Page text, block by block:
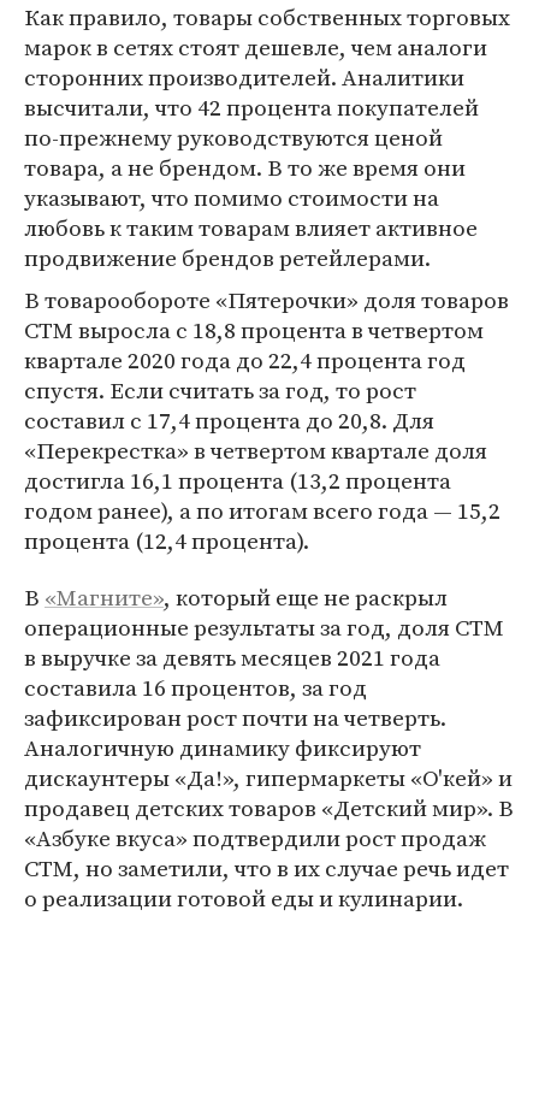
Как правило, товары собственных торговых
марок в сетях стоят дешевле, чем аналоги
сторонних производителей. Аналитики
высчитали, что 42 процента покупателей
по-прежнему руководствуются ценой
товара, а не брендом. В то же время они
указывают, что помимо стоимости на
любовь к таким товарам влияет активное
продвижение брендов ретейлерами.
В товарообороте «Пятерочки» доля товаров
СТМ выросла с 18,8 процента в четвертом
квартале 2020 года до 22,4 процента год
спустя. Если считать за год, то рост
составил с 17,4 процента до 20,8. Для
«Перекрестка» в четвертом квартале доля
достигла 16,1 процента (13,2 процента
годом ранее), а по итогам всего года — 15,2
процента (12,4 процента).
В «Магните», который еще не раскрыл
операционные результаты за год, доля СТМ
в выручке за девять месяцев 2021 года
составила 16 процентов, за год
зафиксирован рост почти на четверть.
Аналогичную динамику фиксируют
дискаунтеры «Да!», гипермаркеты «О'кей» и
продавец детских товаров «Детский мир». В
«Азбуке вкуса» подтвердили рост продаж
СТМ, но заметили, что в их случае речь идет
о реализации готовой еды и кулинарии.